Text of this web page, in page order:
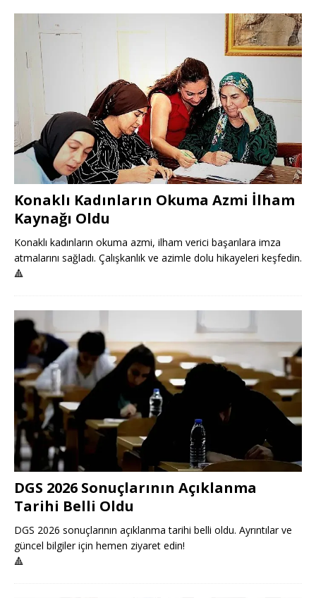
Konaklı Kadınların Okuma Azmi İlham
Kaynağı Oldu
Konaklı kadınların okuma azmi, ilham verici başarılara imza
atmalarını sağladı. Çalışkanlık ve azimle dolu hikayeleri keşfedin.
🔺
DGS 2026 Sonuçlarının Açıklanma
Tarihi Belli Oldu
DGS 2026 sonuçlarının açıklanma tarihi belli oldu. Ayrıntılar ve
güncel bilgiler için hemen ziyaret edin!
🔺